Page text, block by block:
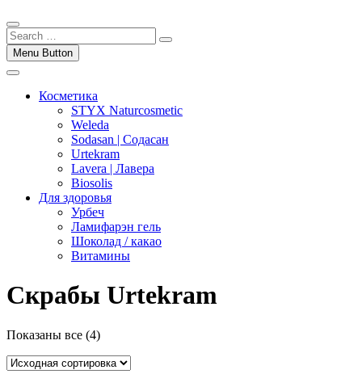
Menu Button
Косметика
STYX Naturcosmetic
Weleda
Sodasan | Содасан
Urtekram
Lavera | Лавера
Biosolis
Для здоровья
Урбеч
Ламифарэн гель
Шоколад / какао
Витамины
Скрабы Urtekram
Показаны все (4)